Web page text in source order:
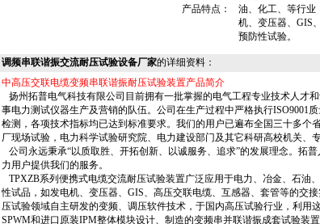
产品特点：
油、化工、等行业
机、变压器、GIS
预防性试验。
调频串联谐振交流耐压试验设备厂家的详细资料：
中高压交联电缆变频串联谐振耐压试验装置产品简介
扬州拓普电气科技有限公司目前拥有一批掌握的电气工程专业技术人才
事电力测试仪器生产及营销的队伍。公司在生产过程中严格执行ISO9001
检测，各项技术指标均已达到标准要求。我们的用户已遍布全国三十多个
厂现场试验，电力科学试验研究院、电力建设部门及其它科研高校机关、
公司永远秉承“以质取胜、开拓创新、以诚服务、追求”的发展理念。拓
力用户提供我们的服务。
TPXZB系列便携式电缆交流耐压试验装置广泛应用于电力、冶金、石油
性试品，如发电机、变压器、GIS、高压交联电缆、互感器、套管等的交
压试验领域自主研发的变频、调压软件技术，于国内高压试验行业，利用
SPWM和进口原装IPM整体模块设计、制造的变频串并联谐振成套试验装